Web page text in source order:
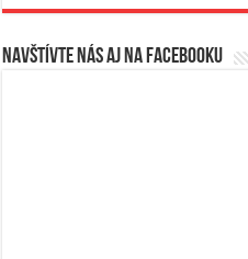
Navštívte nás aj na Facebooku